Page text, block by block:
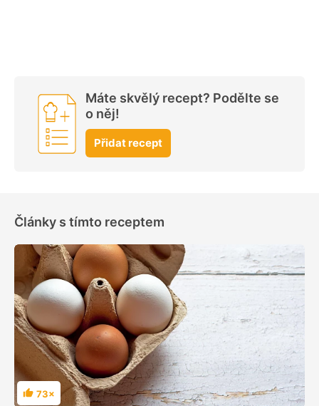
Máte skvělý recept? Podělte se
o něj!
Přidat recept
Články s tímto receptem
Hodnocení
73×